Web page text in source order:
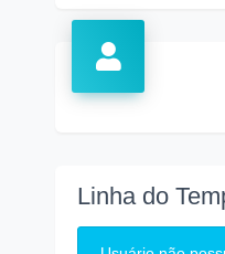
Linha do